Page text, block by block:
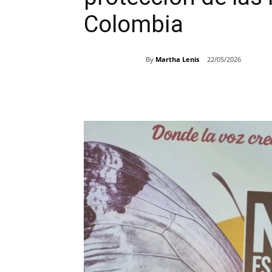
Colombia
By Martha Lenis 22/05/2026